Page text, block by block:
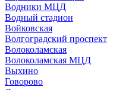
Водники МЦД
Водный стадион
Войковская
Волгоградский проспект
Волоколамская
Волоколамская МЦД
Выхино
Говорово